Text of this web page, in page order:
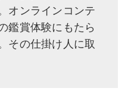
オンラインコンテ
鑑賞体験にもたら
その仕掛け人に取